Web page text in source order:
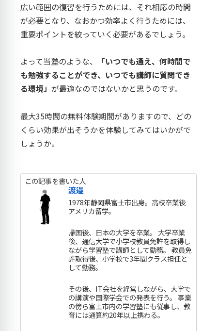
広い範囲の復習を行うためには、それ相応の時間
が必要となり、なおかつ効率よく行うためには、
重要ポイントを絞っていく必要があるでしょう。
よって当塾のような、
「いつでも通え、何時間で
も勉強することができ、いつでも講師に質問でき
る環境」が最適なのではないかと思うのです。
最大35時間の無料体験期間がありますので、どの
くらい効果が出そうかを体験してみてはいかがで
しょうか。
この記事を書いた人
渡邉
1978年静岡県富士市出身。高校卒業後
アメリカ留学。
帰国後、日本の大学を卒業。 大学卒業
後、通信大学で小学校教員免許を取得し
ながら学習塾で講師として勤務。 教員免
許取得後、小学校で3年間クラス担任と
して勤務。
その後、IT会社を経営しながら、大学で
の講演や国際学会での発表を行う。 事業
の傍ら富士市内の学習塾にも従事し、教
育には通算約20年以上携わる。